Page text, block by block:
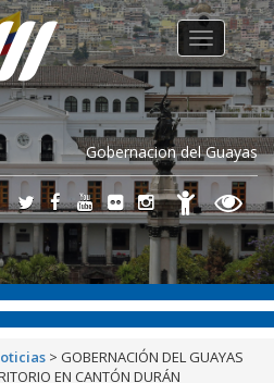
Gobernacion del Guayas
Toggle
navigation
> GOBERNACIÓN DEL GUAYAS
EN CANTÓN DURÁN